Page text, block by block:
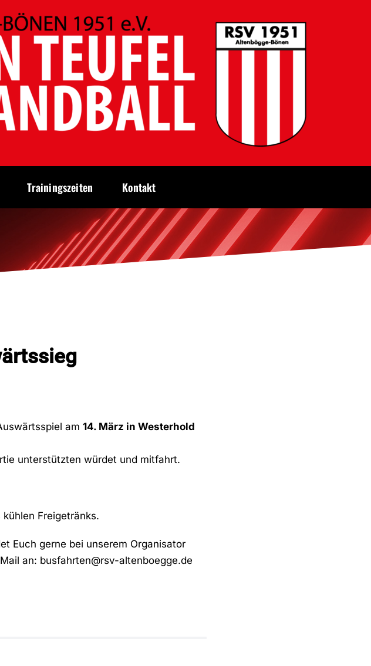
Trainingszeiten Kontakt
am 14. März in Westerhold
unterstützten würdet und mitfahrt.
Freigetränks.
Euch gerne bei unserem Organisator
an: busfahrten@rsv-altenboegge.de